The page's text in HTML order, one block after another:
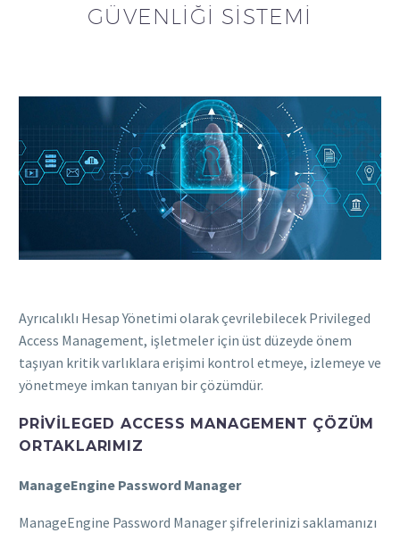
GÜVENLIĞI SISTEMI
Ayrıcalıklı Hesap Yönetimi olarak çevrilebilecek Privileged
Access Management, işletmeler için üst düzeyde önem
taşıyan kritik varlıklara erişimi kontrol etmeye, izlemeye ve
yönetmeye imkan tanıyan bir çözümdür.
PRIVILEGED ACCESS MANAGEMENT ÇÖZÜM
ORTAKLARIMIZ
ManageEngine Password Manager
ManageEngine Password Manager şifrelerinizi saklamanızı